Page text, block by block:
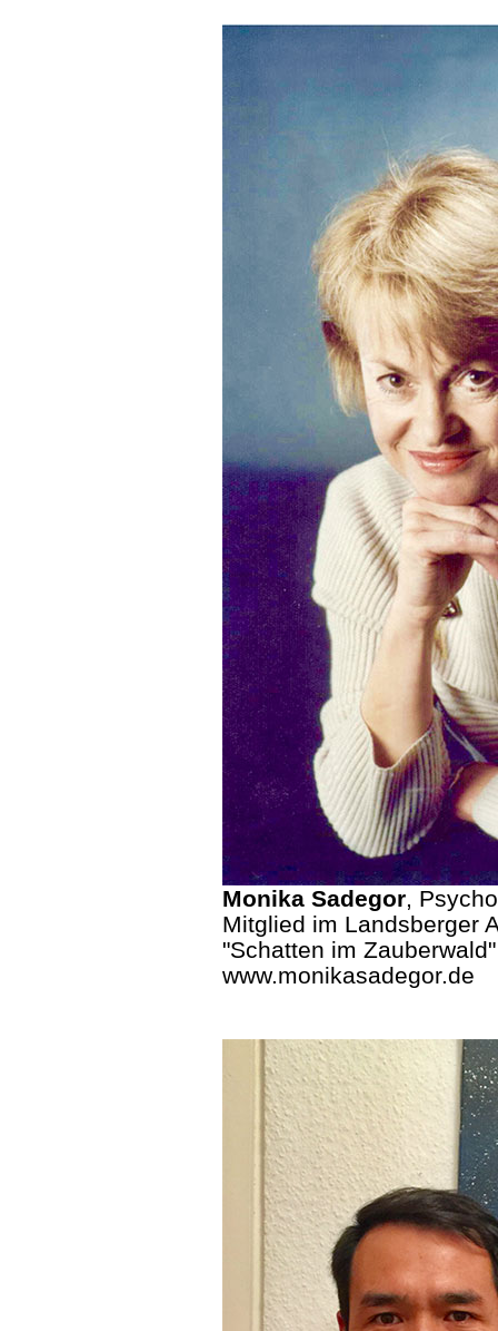
Monika Sadegor,
Mitglied im Landsberger
"Schatten im
www.monikasadegor.de